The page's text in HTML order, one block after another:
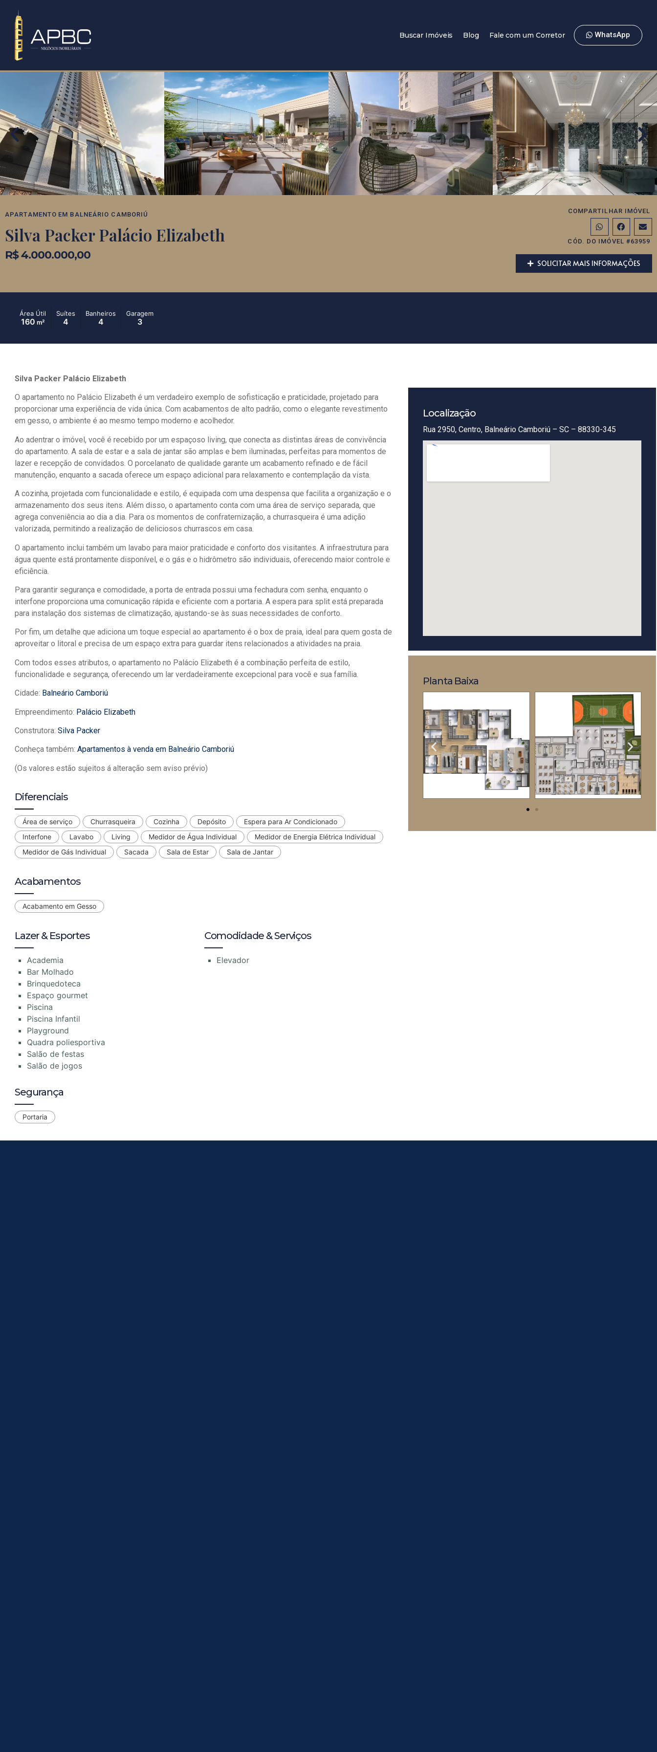
Buscar Imóveis Blog Fale com um Corretor WhatsApp
APARTAMENTO EM BALNEÁRIO CAMBORIÚ
Silva Packer Palácio Elizabeth
R$ 4.000.000,00
COMPARTILHAR IMÓVEL
CÓD. DO IMÓVEL #63959
SOLICITAR MAIS INFORMAÇÕES
Área Útil
160 m²
Suítes
4
Banheiros
4
Garagem
3
Silva Packer Palácio Elizabeth
O apartamento no Palácio Elizabeth é um verdadeiro exemplo de sofisticação e praticidade, projetado para
proporcionar uma experiência de vida única. Com acabamentos de alto padrão, como o elegante revestimento
em gesso, o ambiente é ao mesmo tempo moderno e acolhedor.
Ao adentrar o imóvel, você é recebido por um espaçoso living, que conecta as distintas áreas de convivência
do apartamento. A sala de estar e a sala de jantar são amplas e bem iluminadas, perfeitas para momentos de
lazer e recepção de convidados. O porcelanato de qualidade garante um acabamento refinado e de fácil
manutenção, enquanto a sacada oferece um espaço adicional para relaxamento e contemplação da vista.
A cozinha, projetada com funcionalidade e estilo, é equipada com uma despensa que facilita a organização e o
armazenamento dos seus itens. Além disso, o apartamento conta com uma área de serviço separada, que
agrega conveniência ao dia a dia. Para os momentos de confraternização, a churrasqueira é uma adição
valorizada, permitindo a realização de deliciosos churrascos em casa.
O apartamento inclui também um lavabo para maior praticidade e conforto dos visitantes. A infraestrutura para
água quente está prontamente disponível, e o gás e o hidrômetro são individuais, oferecendo maior controle e
eficiência.
Para garantir segurança e comodidade, a porta de entrada possui uma fechadura com senha, enquanto o
interfone proporciona uma comunicação rápida e eficiente com a portaria. A espera para split está preparada
para instalação dos sistemas de climatização, ajustando-se às suas necessidades de conforto.
Por fim, um detalhe que adiciona um toque especial ao apartamento é o box de praia, ideal para quem gosta de
aproveitar o litoral e precisa de um espaço extra para guardar itens relacionados a atividades na praia.
Com todos esses atributos, o apartamento no Palácio Elizabeth é a combinação perfeita de estilo,
funcionalidade e segurança, oferecendo um lar verdadeiramente excepcional para você e sua família.
Cidade: Balneário Camboriú
Empreendimento: Palácio Elizabeth
Construtora: Silva Packer
Conheça também: Apartamentos à venda em Balneário Camboriú
(Os valores estão sujeitos á alteração sem aviso prévio)
Diferenciais
Área de serviço Churrasqueira Cozinha Depósito
Espera para Ar Condicionado
Interfone
Lavabo Living Medidor de Água Individual
Medidor de Energia Elétrica Individual
Medidor de Gás Individual
Sacada Sala de Estar Sala de Jantar
Acabamentos
Acabamento em Gesso
Lazer & Esportes
Academia
Bar Molhado
Brinquedoteca
Espaço gourmet
Piscina
Piscina Infantil
Playground
Quadra poliesportiva
Salão de festas
Salão de jogos
Comodidade & Serviços
Elevador
Segurança
Portaria
Localização
Rua 2950, Centro, Balneário Camboriú – SC – 88330-345
Planta Baixa